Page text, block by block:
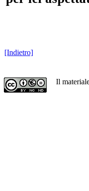
[Indietro]
Il